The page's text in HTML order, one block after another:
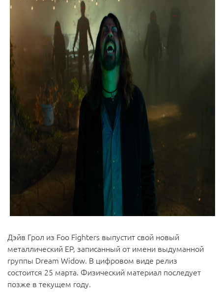
Дэйв Грол из Foo Fighters выпустит свой новый
металлический EP, записанный от имени выдуманной
группы Dream Widow. В цифровом виде релиз
состоится 25 марта. Физический материал последует
позже в текущем году.